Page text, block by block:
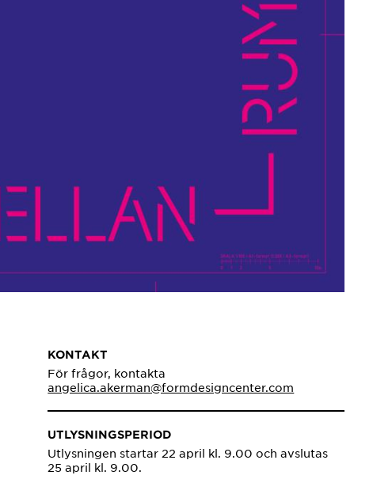
KONTAKT
För frågor, kontakta
angelica.akerman@formdesigncenter.com
UTLYSNINGSPERIOD
Utlysningen startar 22 april kl. 9.00 och avslutas
25 april kl. 9.00.